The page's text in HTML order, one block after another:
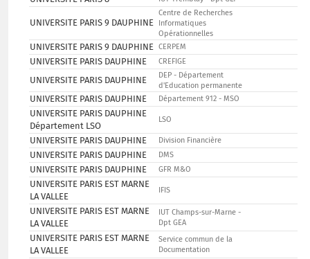
UNIVERSITE PARIS 9 DAUPHINE
Centre de Recherches
Informatiques
Opérationnelles
UNIVERSITE PARIS 9 DAUPHINE CERPEM
UNIVERSITE PARIS DAUPHINE CREFIGE
UNIVERSITE PARIS DAUPHINE
DEP - Département
d'Education permanente
UNIVERSITE PARIS DAUPHINE Département 912 - MSO
UNIVERSITE PARIS DAUPHINE
Département LSO
LSO
UNIVERSITE PARIS DAUPHINE Division Financière
UNIVERSITE PARIS DAUPHINE DMS
UNIVERSITE PARIS DAUPHINE GFR M&O
UNIVERSITE PARIS EST MARNE
LA VALLEE
IFIS
UNIVERSITE PARIS EST MARNE
LA VALLEE
IUT Champs-sur-Marne -
Dpt GEA
UNIVERSITE PARIS EST MARNE
LA VALLEE
Service commun de la
Documentation